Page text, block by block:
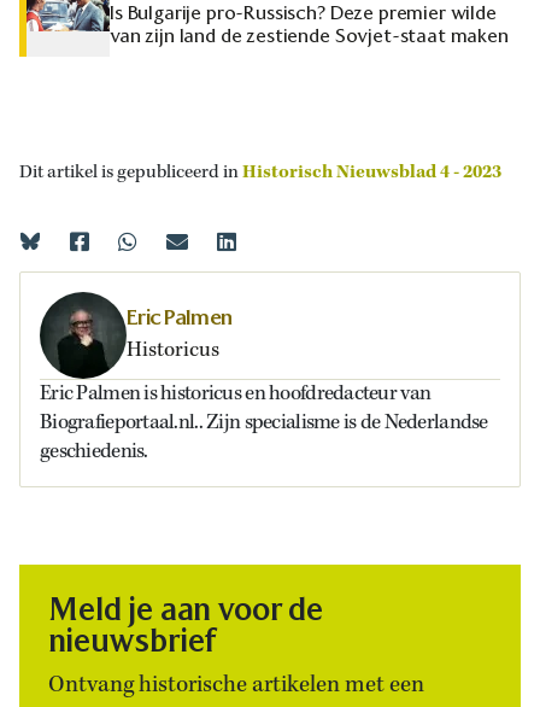
Is Bulgarije pro-Russisch? Deze premier wilde
van zijn land de zestiende Sovjet-staat maken
Dit artikel is gepubliceerd inHistorisch Nieuwsblad 4 - 2023
Eric Palmen
Historicus
Eric Palmen is historicus en hoofdredacteur van
Biografieportaal.nl.. Zijn specialisme is de Nederlandse
geschiedenis.
Meld je aan voor de
nieuwsbrief
Ontvang historische artikelen met een